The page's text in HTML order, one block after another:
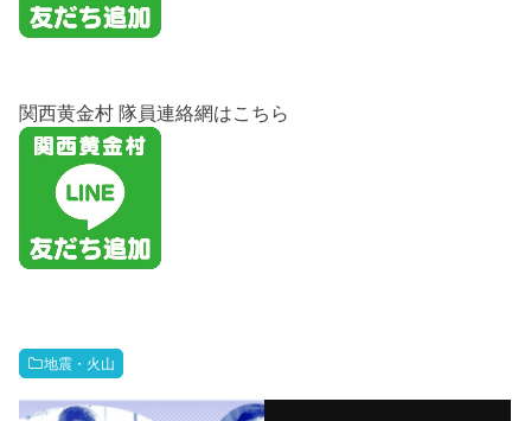
関西黄金村 隊員連絡網はこちら
地震・火山